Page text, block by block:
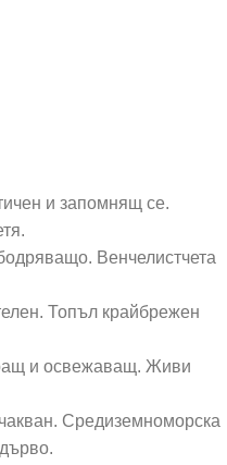
и запомнящ се.
Венчелистчета
Топъл крайбрежен
и освежаващ. Живи
Средиземноморска